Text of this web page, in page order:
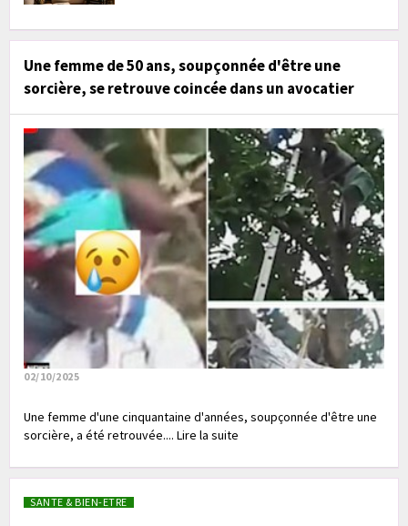
Une femme de 50 ans, soupçonnée d'être une
sorcière, se retrouve coincée dans un avocatier
02/10/2025
Une femme d'une cinquantaine d'années, soupçonnée d'être une
sorcière, a été retrouvée.... Lire la suite
SANTE & BIEN-ETRE